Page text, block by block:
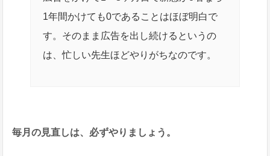
1年間かけても0であることはほぼ明白で
す。そのまま広告を出し続けるというの
は、忙しい先生ほどやりがちなのです。
毎月の見直しは、必ずやりましょう。